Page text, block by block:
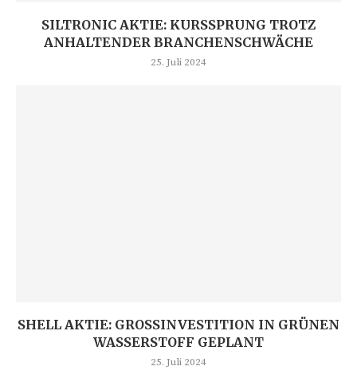
SILTRONIC AKTIE: KURSSPRUNG TROTZ
ANHALTENDER BRANCHENSCHWÄCHE
25. Juli 2024
SHELL AKTIE: GROSSINVESTITION IN GRÜNEN W
ASSERSTOFF GEPLANT
25. Juli 2024